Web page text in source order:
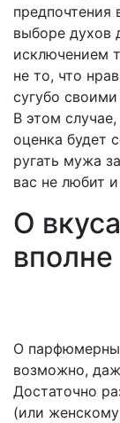
предпочтения
выборе духов
исключением
не то, что
сугубо
В этом
оценка будет
ругать мужа
вас не любит
О
О
возможно,
Достаточно
(или